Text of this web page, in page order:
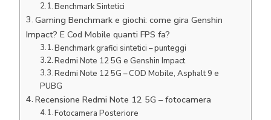
Benchmark Sintetici
Gaming Benchmark e giochi: come gira Genshin
Impact? E Cod Mobile quanti FPS fa?
Benchmark grafici sintetici – punteggi
Redmi Note 12 5G e Genshin Impact
Redmi Note 12 5G – COD Mobile, Asphalt 9 e
PUBG
Recensione Redmi Note 12 5G – fotocamera
Fotocamera Posteriore